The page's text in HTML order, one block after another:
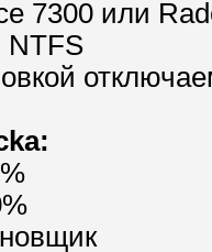
7300 или
NTFS